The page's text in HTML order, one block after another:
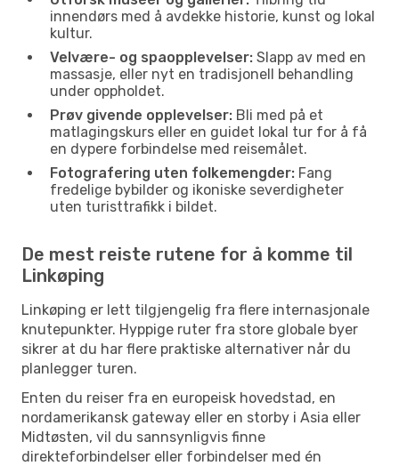
innendørs med å avdekke historie, kunst og lokal
kultur.
Velvære- og spaopplevelser: Slapp av med en
massasje, eller nyt en tradisjonell behandling
under oppholdet.
Prøv givende opplevelser: Bli med på et
matlagingskurs eller en guidet lokal tur for å få
en dypere forbindelse med reisemålet.
Fotografering uten folkemengder: Fang
fredelige bybilder og ikoniske severdigheter
uten turisttrafikk i bildet.
De mest reiste rutene for å komme til
Linkøping
Linkøping er lett tilgjengelig fra flere internasjonale
knutepunkter. Hyppige ruter fra store globale byer
sikrer at du har flere praktiske alternativer når du
planlegger turen.
Enten du reiser fra en europeisk hovedstad, en
nordamerikansk gateway eller en storby i Asia eller
Midtøsten, vil du sannsynligvis finne
direkteforbindelser eller forbindelser med én